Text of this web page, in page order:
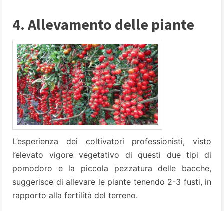
4. Allevamento delle piante
L’esperienza dei coltivatori professionisti, visto
l’elevato vigore vegetativo di questi due tipi di
pomodoro e la piccola pezzatura delle bacche,
suggerisce di allevare le piante tenendo 2-3 fusti, in
rapporto alla fertilità del terreno.